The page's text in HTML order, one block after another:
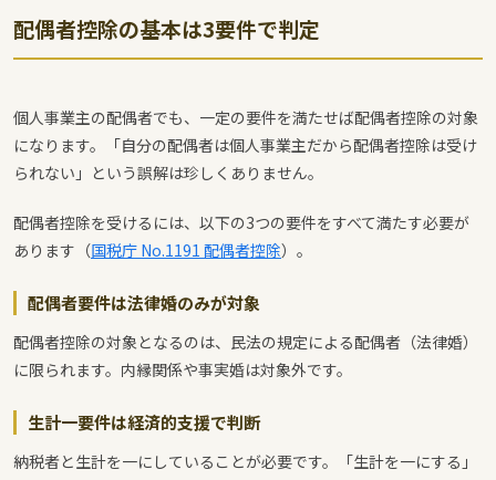
配偶者控除の基本は3要件で判定
個人事業主の配偶者でも、一定の要件を満たせば配偶者控除の対象
になります。「自分の配偶者は個人事業主だから配偶者控除は受け
られない」という誤解は珍しくありません。
配偶者控除を受けるには、以下の3つの要件をすべて満たす必要が
あります（国税庁 No.1191 配偶者控除）。
配偶者要件は法律婚のみが対象
配偶者控除の対象となるのは、民法の規定による配偶者（法律婚）
に限られます。内縁関係や事実婚は対象外です。
生計一要件は経済的支援で判断
納税者と生計を一にしていることが必要です。「生計を一にする」